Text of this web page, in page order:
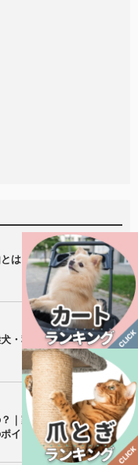
は？鳴き声に隠れた気
・秋田犬が愛される理
｜家族内での接し方の
イントを解説！